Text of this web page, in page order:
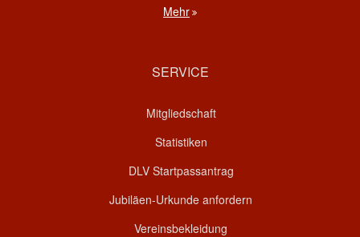
Mehr
SERVICE
Mitgliedschaft
Statistiken
DLV Startpassantrag
Jubiläen-Urkunde anfordern
Vereinsbekleidung